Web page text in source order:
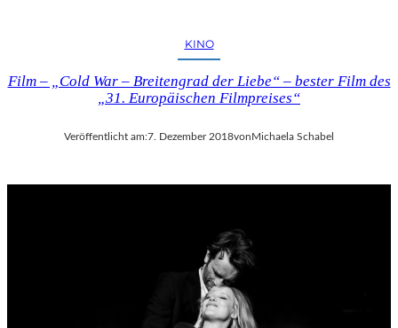
KINO
Film – „Cold War – Breitengrad der Liebe“ – bester Film des
„31. Europäischen Filmpreises“
Veröffentlicht am:7. Dezember 2018vonMichaela Schabel